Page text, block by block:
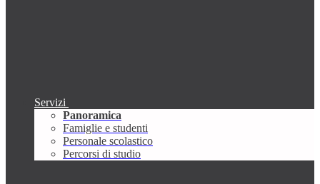
Servizi
Panoramica
Famiglie e studenti
Personale scolastico
Percorsi di studio